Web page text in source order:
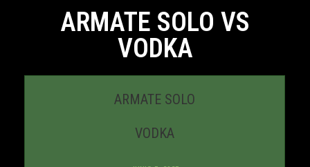
ARMATE SOLO VS
VODKA
ARMATE SOLO
VODKA